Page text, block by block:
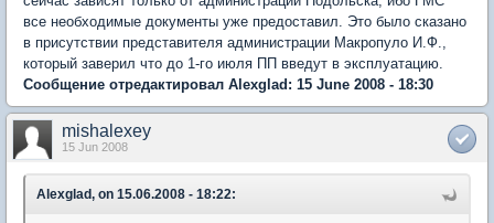
все необходимые документы уже предоставил. Это было сказано
в присутствии представителя администрации Макропуло И.Ф.,
который заверил что до 1-го июля ПП введут в эксплуатацию.
Сообщение отредактировал Alexglad: 15 June 2008 - 18:30
mishalexey
15 Jun 2008
Alexglad, on 15.06.2008 - 18:22: